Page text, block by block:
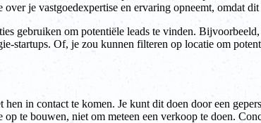
je vastgoedexpertise en ervaring opneemt, omdat
gebruiken om potentiële leads te vinden.
startups. Of, je zou kunnen filteren op locatie om
in contact te komen. Je kunt dit doen door een
te bouwen, niet om meteen een verkoop te doen.